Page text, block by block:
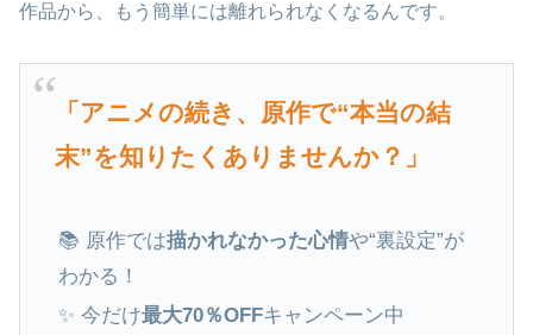
作品から、もう簡単には離れられなくなるんです。
「アニメの続き、原作で“本当の結
末”を知りたくありませんか？」
📚 原作では描かれなかった心情や“裏設定”が
わかる！
✨ 今だけ最大70％OFFキャンペーン中